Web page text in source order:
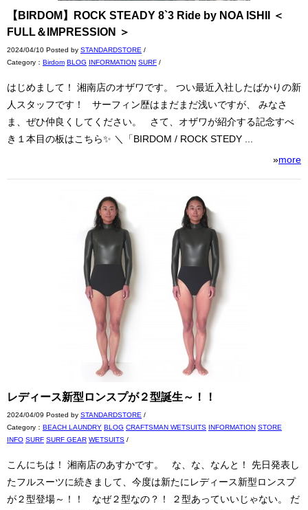
【BIRDOM】ROCK STEADY 8`3 Ride by NOA ISHII ＜
FULL＆IMPRESSION ＞
2024/04/10 Posted by STANDARDSTORE /
Category： Birdom BLOG INFORMATION SURF /
はじめまして！ 湘南店のオザワです。 つい最近入社したばかりの新
人スタッフです！ サーフィン歴はまだまだ浅いですが、 みなさ
ま、ぜひ仲良くしてください。 さて、オザワが紹介する記念すべ
き１本目の板はこちら✨ ＼「BIRDOM / ROCK STEDY ...
»more
レディース新型ロンスプが２型誕生～！！
2024/04/09 Posted by STANDARDSTORE /
Category： BEACH LAUNDRY BLOG CRAFTSMAN WETSUITS INFORMATION STORE
INFO SURF SURF GEAR WETSUITS /
こんにちは！ 湘南店のあすかです。 な、な、なんと！ 先日発表し
たフルスーツに続きまして、今度は新たにレディース新型ロンスプ
が２型登場～！！ なぜ２型なの？！ ２型あっていいじゃない。 だ